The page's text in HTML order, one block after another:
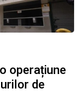
operațiune
de